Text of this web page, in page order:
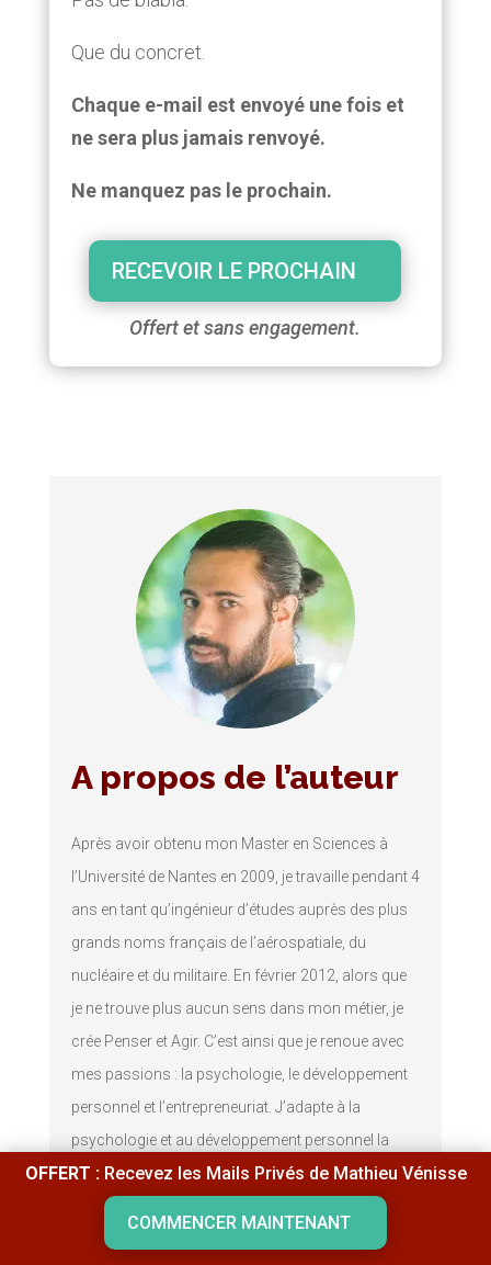
Que du concret.
Chaque e-mail est envoyé une fois et
ne sera plus jamais renvoyé.
Ne manquez pas le prochain.
RECEVOIR LE PROCHAIN
Offert et sans engagement.
A propos de l’auteur
Après avoir obtenu mon Master en Sciences à
l’Université de Nantes en 2009, je travaille pendant 4
ans en tant qu’ingénieur d’études auprès des plus
grands noms français de l’aérospatiale, du
nucléaire et du militaire. En février 2012, alors que
je ne trouve plus aucun sens dans mon métier, je
crée Penser et Agir. C’est ainsi que je renoue avec
mes passions : la psychologie, le développement
personnel et l’entrepreneuriat. J’adapte à la
psychologie et au développement personnel la
logique et la structure des raisonnements que j’ai
acquis en tant qu’ingénieur d’études pour créer ma
propre approche : Le développement personnel par
OFFERT :Recevez les Mails Privés de Mathieu Vénisse
COMMENCER MAINTENANT